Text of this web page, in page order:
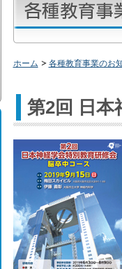
ホーム 各種教育事業のお
第2回 日本